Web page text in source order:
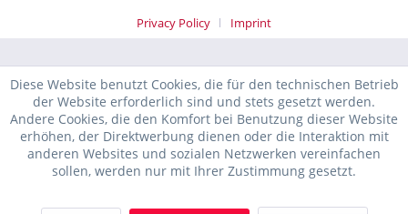
Privacy Policy
Imprint
Diese Website benutzt Cookies, die für den technischen Betrieb
der Website erforderlich sind und stets gesetzt werden.
Andere Cookies, die den Komfort bei Benutzung dieser Website
erhöhen, der Direktwerbung dienen oder die Interaktion mit
anderen Websites und sozialen Netzwerken vereinfachen
sollen, werden nur mit Ihrer Zustimmung gesetzt.